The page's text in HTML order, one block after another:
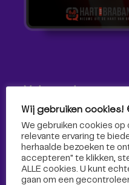
Volg ons!
Volg Omroep Tilburg niet
media!
Wij gebruiken cookies!
We gebruiken cookies
relevante ervaring te
herhaalde bezoeken te
accepteren" te klikken,
ALLE cookies. U kunt
gaan om een